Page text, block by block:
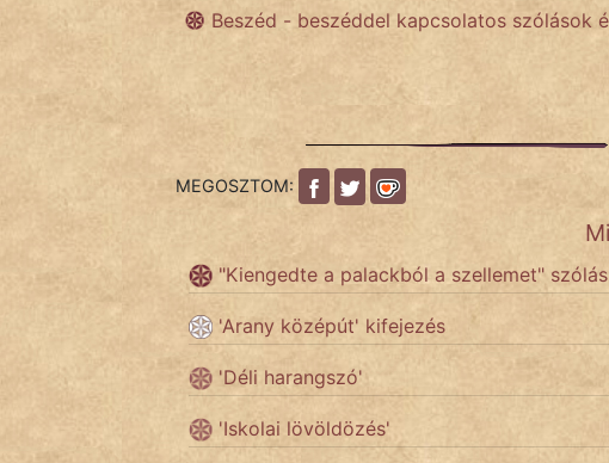
KÖZMONDÁS
FILM
Beszéd - beszéddel kapcsolatos szólások
MEGOSZTOM:
"Kiengedte a palackból a szellemet" szólás
'Arany középút' kifejezés
'Déli harangszó'
'Iskolai lövöldözés'